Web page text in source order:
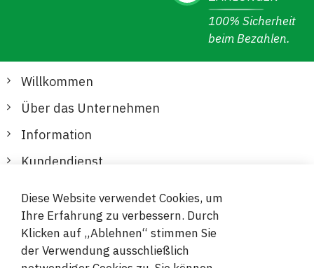
100% Sicherheit
beim Bezahlen.
Willkommen
Über das Unternehmen
Information
Kundendienst
Sichere und bequeme Zahlungen
Diese Website verwendet Cookies, um
Ihre Erfahrung zu verbessern. Durch
Klicken auf „Ablehnen“ stimmen Sie
der Verwendung ausschließlich